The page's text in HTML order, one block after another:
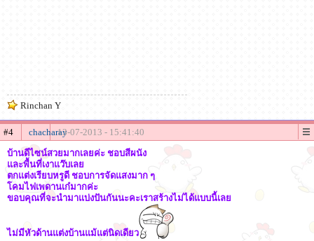
Rinchan Y
#4 chacharay13-07-2013 - 15:41:40
บ้านดีไซน์สวยมากเลยค่ะ ชอบสีผนัง
และพื้นที่เงาแว๊บเลย
ตกแต่งเรียบหรูดี ชอบการจัดแสงมาก ๆ
โคมไฟเพดานเก๋มากค่ะ
ขอบคุณที่จะนำมาแบ่งปันกันนะคะเราสร้างไม่ได้แบบนี้เลย
ไม่มีหัวด้านแต่งบ้านแม้แต่นิดเดียว